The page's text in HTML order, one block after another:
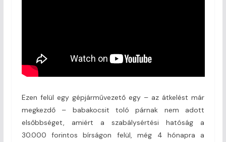
Ezen felül egy gépjárművezető egy – az átkelést már
megkezdő – babakocsit toló párnak nem adott
elsőbbséget, amiért a szabálysértési hatóság a
30.000 forintos bírságon felül, még 4 hónapra a